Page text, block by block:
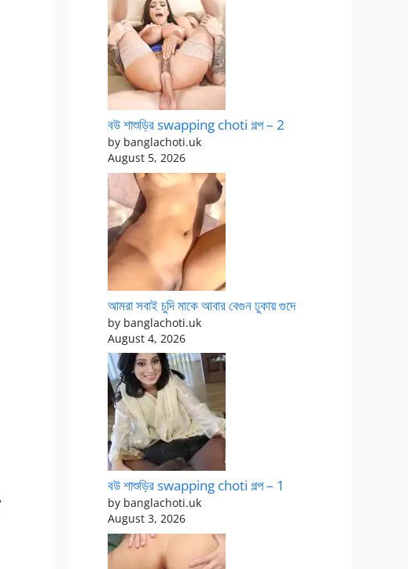
বউ শাশুড়ির swapping choti গল্প – 2
by banglachoti.uk
August 5, 2026
আমরা সবাই চুদি মাকে আবার বেগুন ঢুকায় গুদে
by banglachoti.uk
August 4, 2026
বউ শাশুড়ির swapping choti গল্প – 1
by banglachoti.uk
August 3, 2026